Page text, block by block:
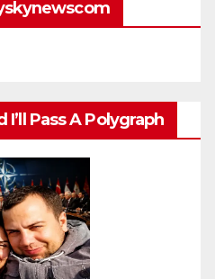
Pass A Polygraph